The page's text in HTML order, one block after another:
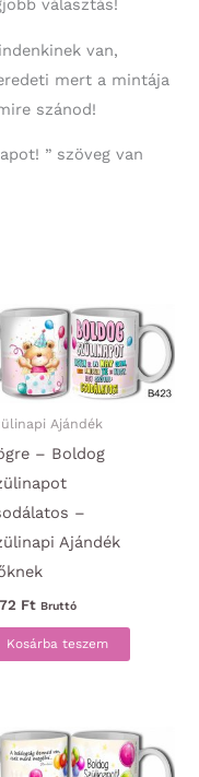
választás!
van,
mert a mintája
szánod!
” szöveg van
Ajándék
– Boldog
–
Ajándék
Ft Bruttó
Kosárba teszem